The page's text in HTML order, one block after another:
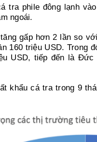
tra phile đông lạnh
ngoái.
gấp hơn 2 lần so
160 triệu USD. Trong
USD, tiếp đến là
khẩu cá tra trong 9